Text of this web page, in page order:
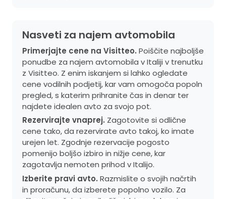
Nasveti za najem avtomobila
Primerjajte cene na Visitteo. Poiščite najboljše
ponudbe za najem avtomobila v Italiji v trenutku
z Visitteo. Z enim iskanjem si lahko ogledate
cene vodilnih podjetij, kar vam omogoča popoln
pregled, s katerim prihranite čas in denar ter
najdete idealen avto za svojo pot.
Rezervirajte vnaprej. Zagotovite si odlične
cene tako, da rezervirate avto takoj, ko imate
urejen let. Zgodnje rezervacije pogosto
pomenijo boljšo izbiro in nižje cene, kar
zagotavlja nemoten prihod v Italijo.
Izberite pravi avto. Razmislite o svojih načrtih
in proračunu, da izberete popolno vozilo. Za